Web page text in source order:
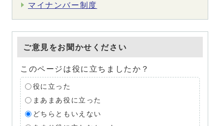
マイナンバー制度
ご意見をお聞かせください
このページは役に立ちましたか？
役に立った
まあまあ役に立った
どちらともいえない